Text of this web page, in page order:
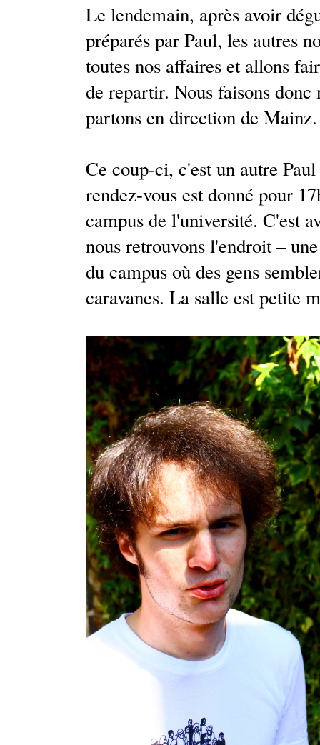
Le lendemain, après avoir
préparés par Paul, les autres
toutes nos affaires et allons
de repartir. Nous faisons
partons en direction de Mainz.
Ce coup-ci, c'est un autre
rendez-vous est donné pour
campus de l'université. C'est
nous retrouvons l'endroit –
du campus où des gens
caravanes. La salle est petite